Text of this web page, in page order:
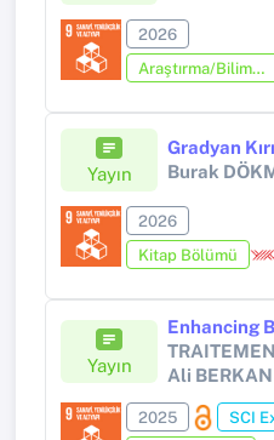
2026
Araştırma/Bilimsel Kitap (Tez Hariç)
Yayın
Burak
2026
Kitap Bölümü
Yayın
Ali
2025
SCI